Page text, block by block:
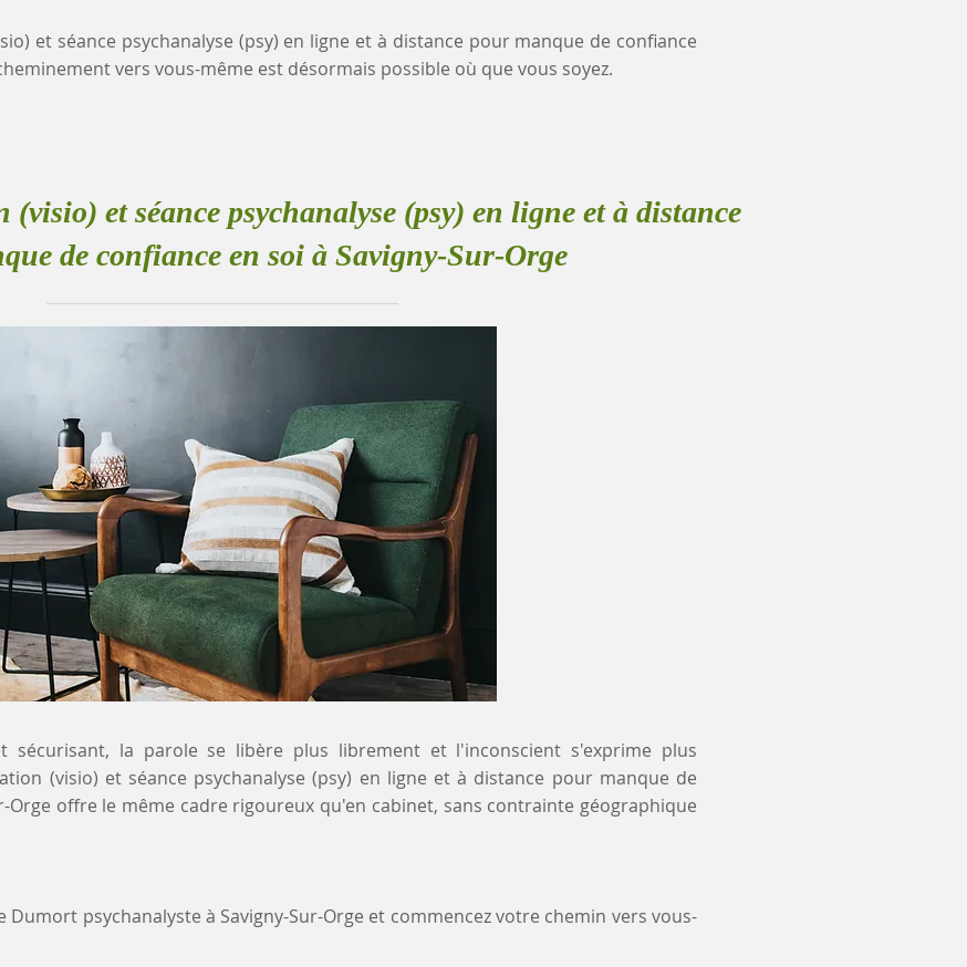
et séance psychanalyse (psy) en ligne et à distance pour manque de confiance
vers vous-même est désormais possible où que vous soyez.
(visio) et séance psychanalyse (psy) en ligne et à distance
de confiance en soi à Savigny-Sur-Orge
sécurisant, la parole se libère plus librement et l'inconscient s'exprime plus
(visio) et séance psychanalyse (psy) en ligne et à distance pour manque de
Orge offre le même cadre rigoureux qu'en cabinet, sans contrainte géographique
Dumort psychanalyste à Savigny-Sur-Orge et commencez votre chemin vers vous-